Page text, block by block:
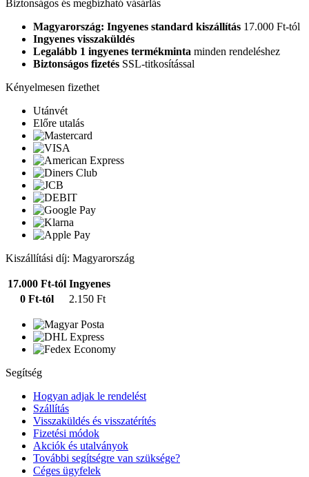
Biztonságos és megbízható vásárlás
Magyarország: Ingyenes standard kiszállítás 17.000 Ft-tól
Ingyenes visszaküldés
Legalább 1 ingyenes termékminta minden rendeléshez
Biztonságos fizetés SSL-titkosítással
Kényelmesen fizethet
Utánvét
Előre utalás
Kiszállítási díj: Magyarország
17.000 Ft-tól Ingyenes
0 Ft-tól
2.150 Ft
Segítség
Hogyan adjak le rendelést
Szállítás
Visszaküldés és visszatérítés
Fizetési módok
Akciók és utalványok
További segítségre van szüksége?
Céges ügyfelek